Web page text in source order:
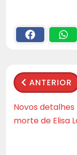
ANTERIOR
Novos
morte de Elisa